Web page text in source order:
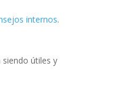
internos.
útiles y